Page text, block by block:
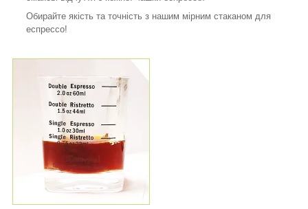
Обирайте якість та точність з нашим мірним стаканом для
еспрессо!